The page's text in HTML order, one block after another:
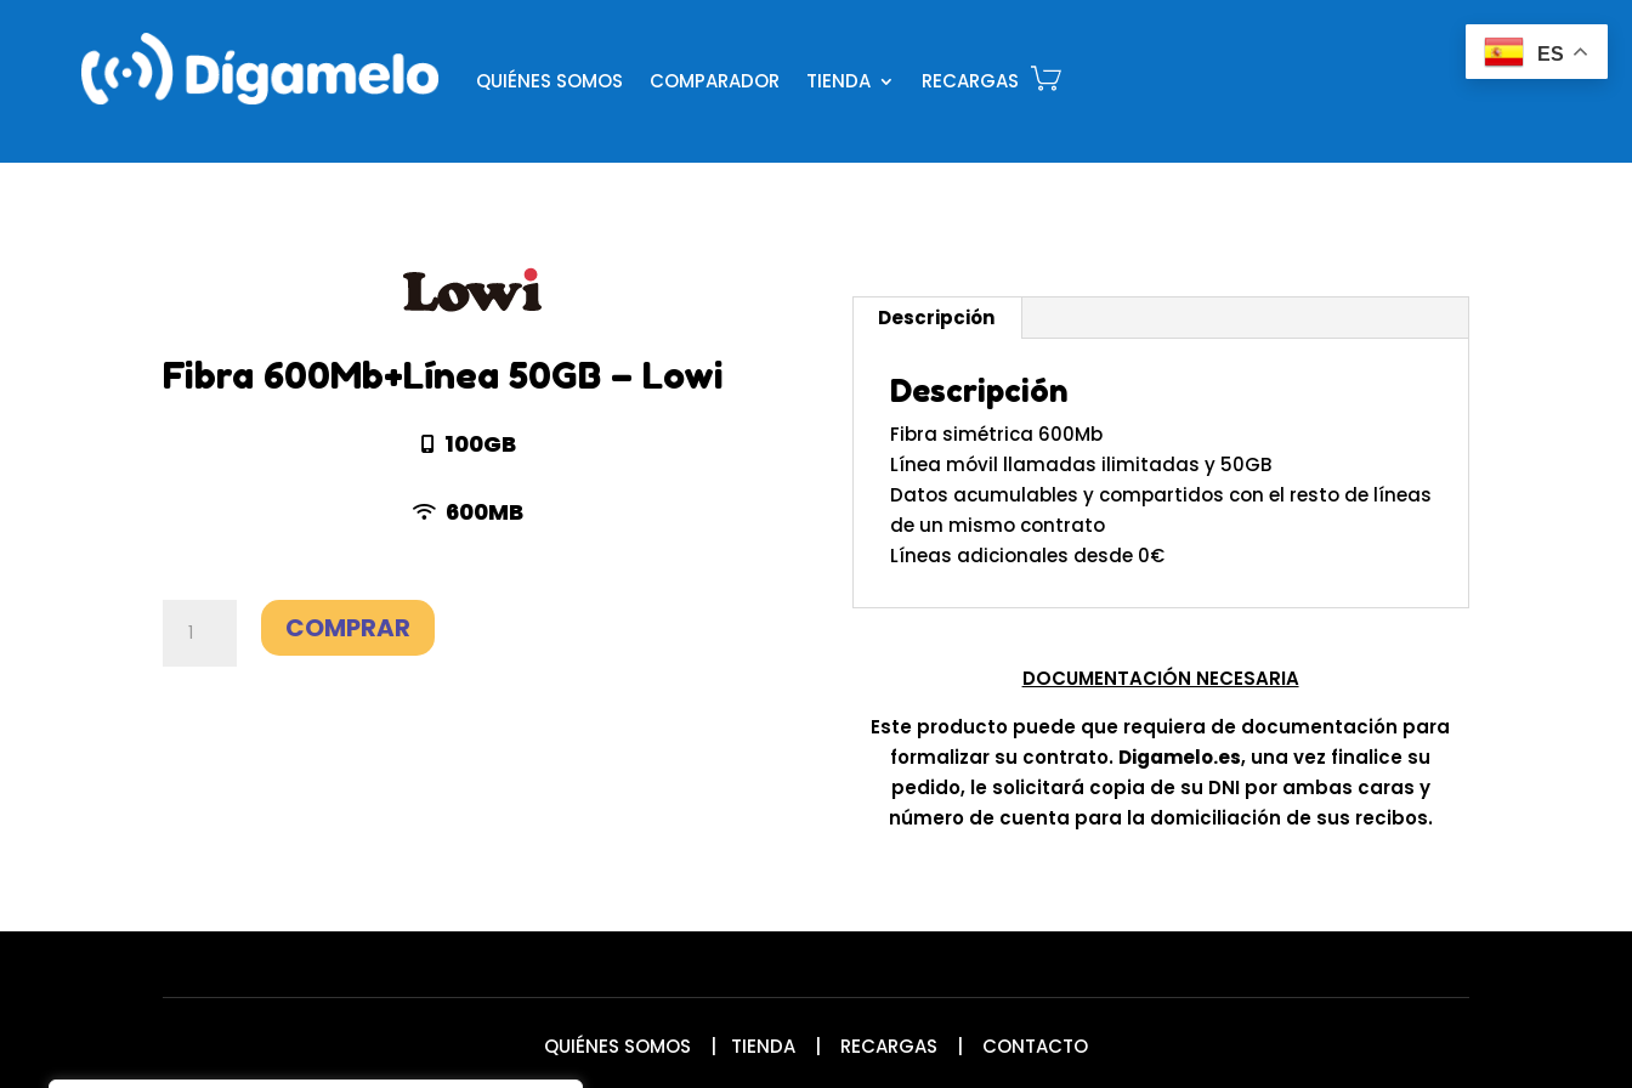
QUIÉNES SOMOS COMPARADOR TIENDA RECARGAS
Fibra 600Mb+Línea 50GB – Lowi
100GB
600MB
600Mb+LíneaCOMPRAR
Descripción
Descripción
Fibra simétrica 600Mb
Línea móvil llamadas ilimitadas y 50GB
Datos acumulables y compartidos con el resto de líneas
de un mismo contrato
Líneas adicionales desde 0€
DOCUMENTACIÓN NECESARIA
Este producto puede que requiera de documentación para
formalizar su contrato. Digamelo.es, una vez finalice su
pedido, le solicitará copia de su DNI por ambas caras y
número de cuenta para la domiciliación de sus recibos.
QUIÉNES SOMOS | TIENDA | RECARGAS | CONTACTO
ES